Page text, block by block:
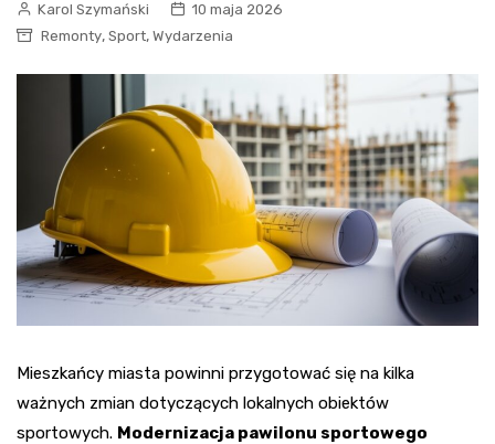
Karol Szymański
10 maja 2026
Remonty, Sport, Wydarzenia
Mieszkańcy miasta powinni przygotować się na kilka
ważnych zmian dotyczących lokalnych obiektów
sportowych. Modernizacja pawilonu sportowego